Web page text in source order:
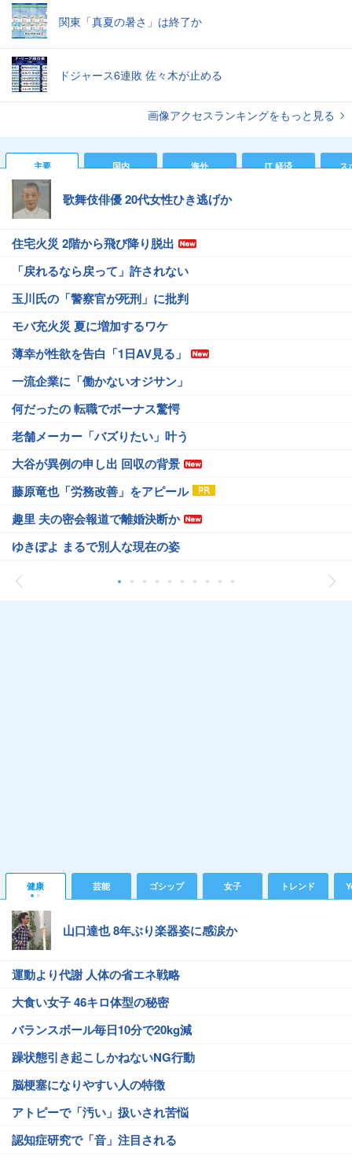
関東「真夏の暑さ」は終了か
ドジャース6連敗 佐々木が止める
画像アクセスランキングをもっと見る
主要 国内 海外 IT 経済 ス
歌舞伎俳優 20代女性ひき逃げか
住宅火災 2階から飛び降り脱出
「戻れるなら戻って」許されない
玉川氏の「警察官が死刑」に批判
モバ充火災 夏に増加するワケ
薄幸が性欲を告白「1日AV見る」
一流企業に「働かないオジサン」
何だったの 転職でボーナス驚愕
老舗メーカー「バズりたい」叶う
大谷が異例の申し出 回収の背景
藤原竜也「労務改善」をアピール
趣里 夫の密会報道で離婚決断か
ゆきぽよ まるで別人な現在の姿
健康 芸能 ゴシップ 女子 トレンド
山口達也 8年ぶり楽器姿に感涙か
運動より代謝 人体の省エネ戦略
大食い女子 46キロ体型の秘密
バランスボール毎日10分で20kg減
躁状態引き起こしかねないNG行動
脳梗塞になりやすい人の特徴
アトピーで「汚い」扱いされ苦悩
認知症研究で「音」注目される